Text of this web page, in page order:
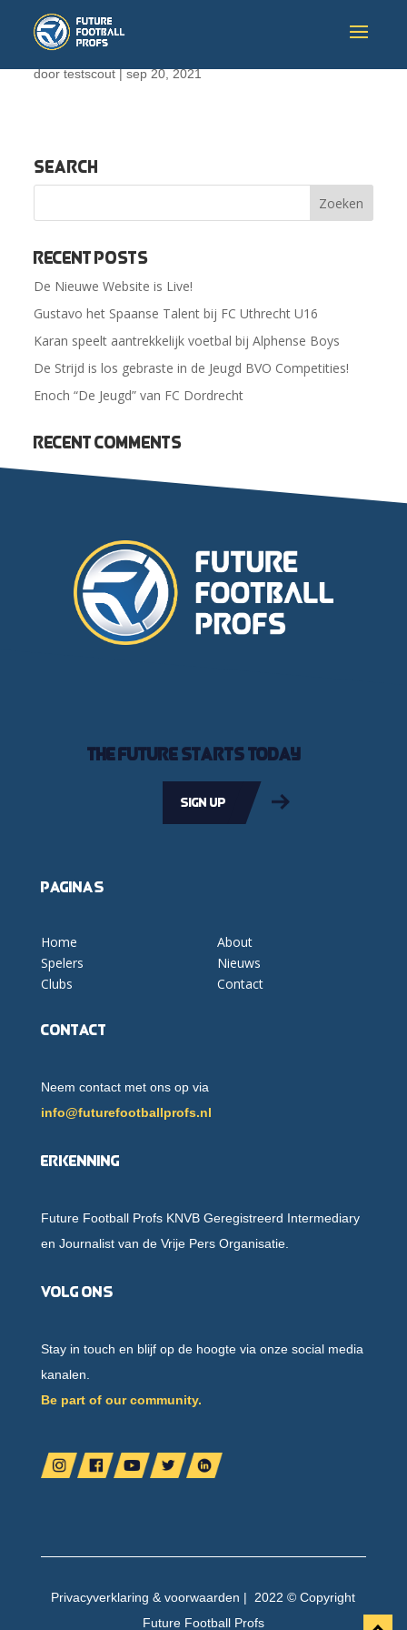
doortestscout|sep 20, 2021
Search
Recent Posts
De Nieuwe Website is Live!
Gustavo het Spaanse Talent bij FC Uthrecht U16
Karan speelt aantrekkelijk voetbal bij Alphense Boys
De Strijd is los gebraste in de Jeugd BVO Competities!
Enoch “De Jeugd” van FC Dordrecht
Recent Comments
The future starts today
Sign up
Pagina's
Home
Spelers
Clubs
About
Nieuws
Contact
Contact
Neem contact met ons op via
info@futurefootballprofs.nl
Erkenning
Future Football Profs KNVB Geregistreerd Intermediary
en Journalist van de Vrije Pers Organisatie.
Volg ons
Stay in touch en blijf op de hoogte via onze social media
kanalen.
Be part of our community.
Privacyverklaring &voorwaarden | 2022 © Copyright
Future Football Profs